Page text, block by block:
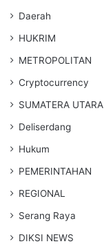
Daerah
HUKRIM
METROPOLITAN
Cryptocurrency
SUMATERA UTARA
Deliserdang
Hukum
PEMERINTAHAN
REGIONAL
Serang Raya
DIKSI NEWS